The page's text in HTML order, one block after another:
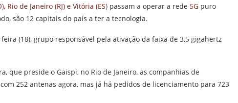
Rio de Janeiro (RJ) e Vitória (ES) passam a operar a rede 5G puro
são 12 capitais do país a ter a tecnologia.
(18), grupo responsável pela ativação da faixa de 3,5 gigahertz
que preside o Gaispi, no Rio de Janeiro, as companhias de
252 antenas agora, mas já há pedidos de licenciamento para 723